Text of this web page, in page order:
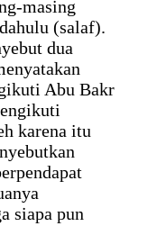
masing
(salaf).
dua
Abu Bakr
karena itu
siapa pun